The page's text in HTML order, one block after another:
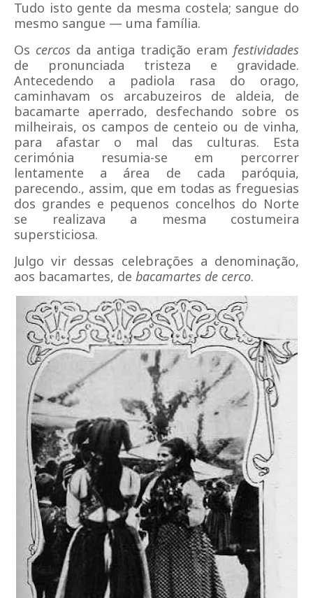
Tudo isto gente da mesma costela; sangue do
mesmo sangue — uma família.
Os cercos da antiga tradição eram festividades
de pronunciada tristeza e gravidade.
Antecedendo a padiola rasa do orago,
caminhavam os arcabuzeiros de aldeia, de
bacamarte aperrado, desfechando sobre os
milheirais, os campos de centeio ou de vinha,
para afastar o mal das culturas. Esta
cerimónia resumia-se em percorrer
lentamente a área de cada paróquia,
parecendo., assim, que em todas as freguesias
dos grandes e pequenos concelhos do Norte
se realizava a mesma costumeira
supersticiosa.
Julgo vir dessas celebrações a denominação,
aos bacamartes, de bacamartes de cerco.